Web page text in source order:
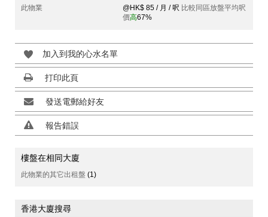
此物業
@HK$ 85 / 月 / 呎 比較同區放盤平均呎
價高67%
加入到我的心水名單
打印此頁
發送電郵給好友
報告錯誤
樓盤在相同大廈
此物業的其它出租盤 (1)
香港大廈搜尋